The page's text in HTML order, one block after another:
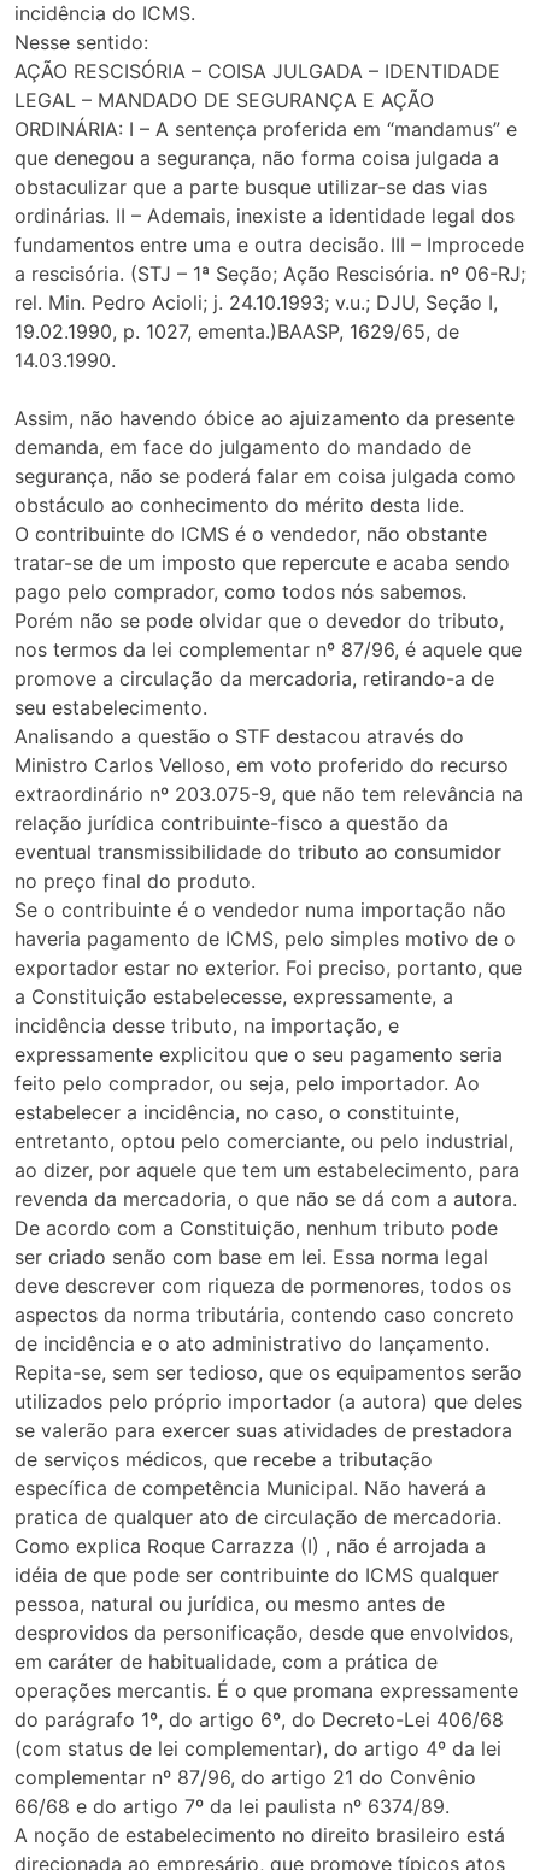
incidência do ICMS.
Nesse sentido:
AÇÃO RESCISÓRIA – COISA JULGADA – IDENTIDADE
LEGAL – MANDADO DE SEGURANÇA E AÇÃO
ORDINÁRIA: I – A sentença proferida em “mandamus” e
que denegou a segurança, não forma coisa julgada a
obstaculizar que a parte busque utilizar-se das vias
ordinárias. II – Ademais, inexiste a identidade legal dos
fundamentos entre uma e outra decisão. III – Improcede
a rescisória. (STJ – 1ª Seção; Ação Rescisória. nº 06-RJ;
rel. Min. Pedro Acioli; j. 24.10.1993; v.u.; DJU, Seção I,
19.02.1990, p. 1027, ementa.)BAASP, 1629/65, de
14.03.1990.
Assim, não havendo óbice ao ajuizamento da presente
demanda, em face do julgamento do mandado de
segurança, não se poderá falar em coisa julgada como
obstáculo ao conhecimento do mérito desta lide.
O contribuinte do ICMS é o vendedor, não obstante
tratar-se de um imposto que repercute e acaba sendo
pago pelo comprador, como todos nós sabemos.
Porém não se pode olvidar que o devedor do tributo,
nos termos da lei complementar nº 87/96, é aquele que
promove a circulação da mercadoria, retirando-a de
seu estabelecimento.
Analisando a questão o STF destacou através do
Ministro Carlos Velloso, em voto proferido do recurso
extraordinário nº 203.075-9, que não tem relevância na
relação jurídica contribuinte-fisco a questão da
eventual transmissibilidade do tributo ao consumidor
no preço final do produto.
Se o contribuinte é o vendedor numa importação não
haveria pagamento de ICMS, pelo simples motivo de o
exportador estar no exterior. Foi preciso, portanto, que
a Constituição estabelecesse, expressamente, a
incidência desse tributo, na importação, e
expressamente explicitou que o seu pagamento seria
feito pelo comprador, ou seja, pelo importador. Ao
estabelecer a incidência, no caso, o constituinte,
entretanto, optou pelo comerciante, ou pelo industrial,
ao dizer, por aquele que tem um estabelecimento, para
revenda da mercadoria, o que não se dá com a autora.
De acordo com a Constituição, nenhum tributo pode
ser criado senão com base em lei. Essa norma legal
deve descrever com riqueza de pormenores, todos os
aspectos da norma tributária, contendo caso concreto
de incidência e o ato administrativo do lançamento.
Repita-se, sem ser tedioso, que os equipamentos serão
utilizados pelo próprio importador (a autora) que deles
se valerão para exercer suas atividades de prestadora
de serviços médicos, que recebe a tributação
específica de competência Municipal. Não haverá a
pratica de qualquer ato de circulação de mercadoria.
Como explica Roque Carrazza (I) , não é arrojada a
idéia de que pode ser contribuinte do ICMS qualquer
pessoa, natural ou jurídica, ou mesmo antes de
desprovidos da personificação, desde que envolvidos,
em caráter de habitualidade, com a prática de
operações mercantis. É o que promana expressamente
do parágrafo 1º, do artigo 6º, do Decreto-Lei 406/68
(com status de lei complementar), do artigo 4º da lei
complementar nº 87/96, do artigo 21 do Convênio
66/68 e do artigo 7º da lei paulista nº 6374/89.
A noção de estabelecimento no direito brasileiro está
direcionada ao empresário, que promove típicos atos